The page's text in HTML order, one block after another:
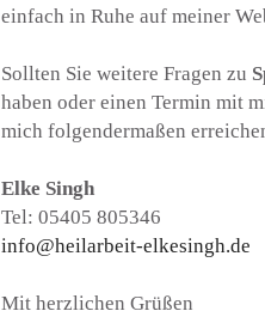
einfach in Ruhe auf meiner
Sollten Sie weitere Fragen zu
haben oder einen Termin mit
mich folgendermaßen
Elke Singh
Tel: 05405 805346
info@heilarbeit-elkesingh.de
Mit herzlichen Grüßen